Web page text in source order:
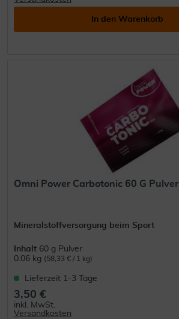
In den Warenkorb
Omni Power Carbotonic 60 G Pulver
Mineralstoffversorgung beim Sport
Inhalt 60 g Pulver
0.06 kg (58,33 € / 1 kg)
Lieferzeit 1-3 Tage
3,50 €
inkl. MwSt.
Versandkosten